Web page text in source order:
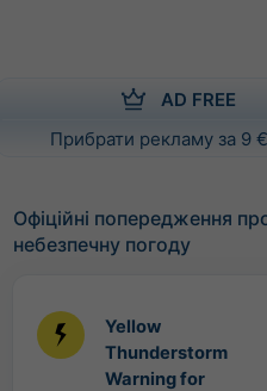
AD FREE
Прибрати рекламу за 9
Офіційні попередження
небезпечну погоду
Yellow
Thunderstorm
Warning for